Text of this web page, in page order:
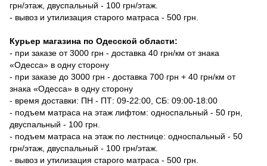
грн/этаж, двуспальный - 100 грн/этаж.
- вывоз и утилизация старого матраса - 500 грн.
Курьер магазина по Одесской области:
- при заказе от 3000 грн - доставка 40 грн/км от знака
«Одесса» в одну сторону
- при заказе до 3000 грн - доставка 700 грн + 40 грн/км от
знака «Одесса» в одну сторону
- время доставки: ПН - ПТ: 09-22:00, СБ: 09:00-18:00
- подъем матраса на этаж лифтом: односпальный - 50 грн,
двуспальный - 100 грн.
- подъем матраса на этаж по лестнице: односпальный - 50
грн/этаж, двуспальный - 100 грн/этаж.
- вывоз и утилизация старого матраса - 500 грн.